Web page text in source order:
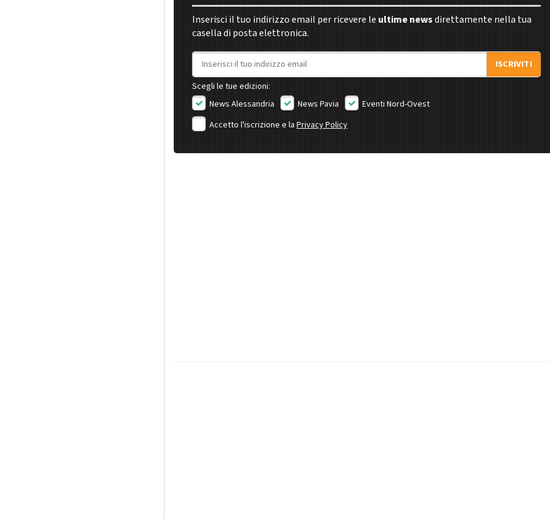
Inserisci il tuo indirizzo email per ricevere le ultime newsdirettamente nella tua
casella di posta elettronica.
Indirizzo email
ISCRIVITI
Scegli le tue edizioni:
News Alessandria
News Pavia
Eventi Nord-Ovest
Accetto l'iscrizione e la Privacy Policy